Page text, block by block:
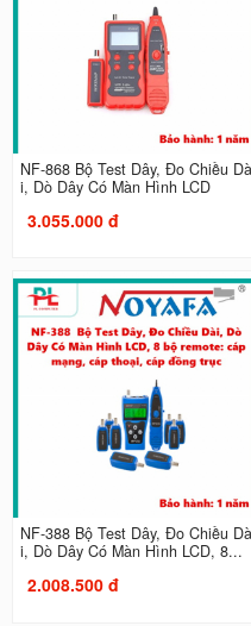
NF-868 Bộ Test Dây, Đo Chiều Dà
i, Dò Dây Có Màn Hình LCD
3.055.000 đ
NF-388 Bộ Test Dây, Đo Chiều Dà
i, Dò Dây Có Màn Hình LCD, 8...
2.008.500 đ